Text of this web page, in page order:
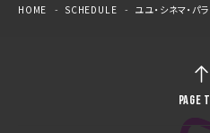
HOME SCHEDULE ユユ・シネマ・
PAGE